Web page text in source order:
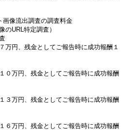
画像流出調査の調査料金
のURL特定調査）
円、残金としてご報告時に成功報酬１
０万円、残金としてご報告時に成功報酬
３万円、残金としてご報告時に成功報酬
６万円、残金としてご報告時に成功報酬